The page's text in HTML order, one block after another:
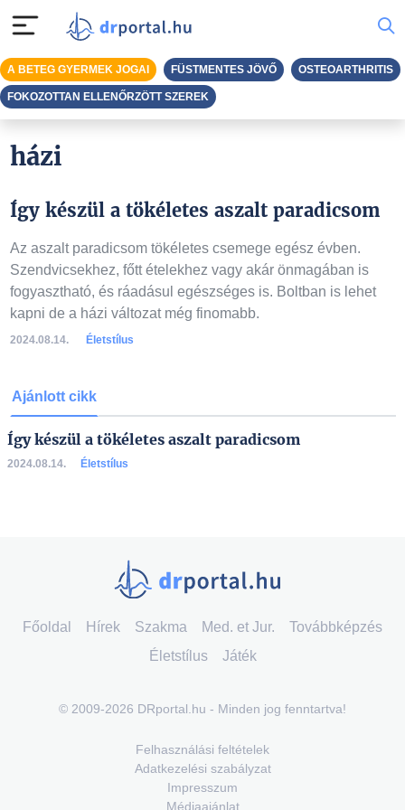
házi
Így készül a tökéletes aszalt paradicsom
Az aszalt paradicsom tökéletes csemege egész évben.
Szendvicsekhez, főtt ételekhez vagy akár önmagában is
fogyasztható, és ráadásul egészséges is. Boltban is lehet
kapni de a házi változat még finomabb.
2024.08.14. Életstílus
Ajánlott cikk
Így készül a tökéletes aszalt paradicsom
2024.08.14. Életstílus
A BETEG GYERMEK JOGAI FÜSTMENTES JÖVŐ OSTEOARTHRITIS
FOKOZOTTAN ELLENŐRZÖTT SZEREK
Főoldal Hírek Szakma Med. et Jur.
Továbbképzés
Életstílus
Játék
© 2009-2026 DRportal.hu - Minden jog fenntartva!
Felhasználási feltételek
Adatkezelési szabályzat
Impresszum
Médiaajánlat